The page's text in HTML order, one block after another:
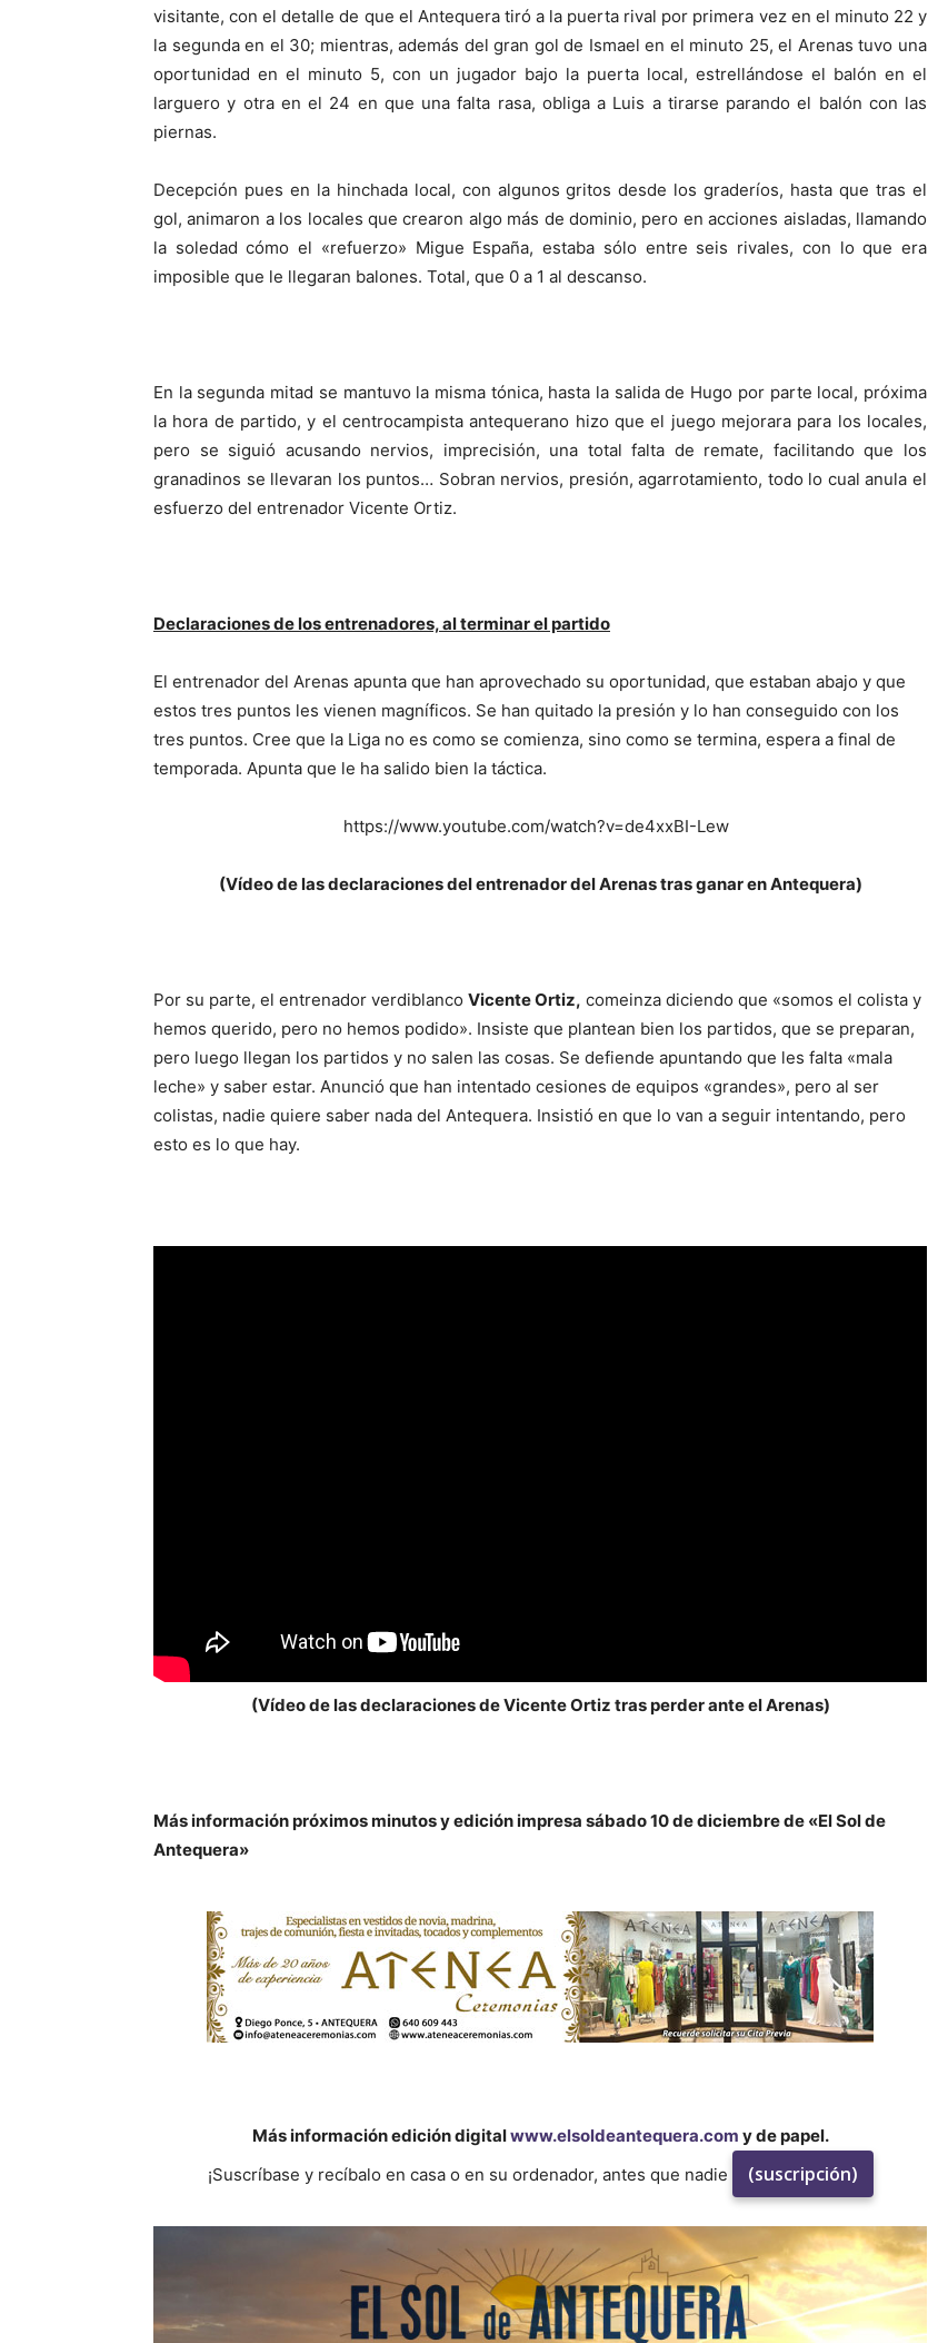
visitante, con el detalle de que el Antequera tiró a la puerta rival por primera vez en el minuto 22 y
la segunda en el 30; mientras, además del gran gol de Ismael en el minuto 25, el Arenas tuvo una
oportunidad en el minuto 5, con un jugador bajo la puerta local, estrellándose el balón en el
larguero y otra en el 24 en que una falta rasa, obliga a Luis a tirarse parando el balón con las
piernas.
Decepción pues en la hinchada local, con algunos gritos desde los graderíos, hasta que tras el
gol, animaron a los locales que crearon algo más de dominio, pero en acciones aisladas, llamando
la soledad cómo el «refuerzo» Migue España, estaba sólo entre seis rivales, con lo que era
imposible que le llegaran balones. Total, que 0 a 1 al descanso.
En la segunda mitad se mantuvo la misma tónica, hasta la salida de Hugo por parte local, próxima
la hora de partido, y el centrocampista antequerano hizo que el juego mejorara para los locales,
pero se siguió acusando nervios, imprecisión, una total falta de remate, facilitando que los
granadinos se llevaran los puntos… Sobran nervios, presión, agarrotamiento, todo lo cual anula el
esfuerzo del entrenador Vicente Ortiz.
Declaraciones de los entrenadores, al terminar el partido
El entrenador del Arenas apunta que han aprovechado su oportunidad, que estaban abajo y que
estos tres puntos les vienen magníficos. Se han quitado la presión y lo han conseguido con los
tres puntos. Cree que la Liga no es como se comienza, sino como se termina, espera a final de
temporada. Apunta que le ha salido bien la táctica.
https://www.youtube.com/watch?v=de4xxBI-Lew
(Vídeo de las declaraciones del entrenador del Arenas tras ganar en Antequera)
Por su parte, el entrenador verdiblanco Vicente Ortiz, comeinza diciendo que «somos el colista y
hemos querido, pero no hemos podido». Insiste que plantean bien los partidos, que se preparan,
pero luego llegan los partidos y no salen las cosas. Se defiende apuntando que les falta «mala
leche» y saber estar. Anunció que han intentado cesiones de equipos «grandes», pero al ser
colistas, nadie quiere saber nada del Antequera. Insistió en que lo van a seguir intentando, pero
esto es lo que hay.
(Vídeo de las declaraciones de Vicente Ortiz tras perder ante el Arenas)
Más información próximos minutos y edición impresa sábado 10 de diciembre de «El Sol de
Antequera»
Más información edición digitalwww.elsoldeantequera.com y de papel.
¡Suscríbase y recíbalo en casa o en su ordenador, antes que nadie
(suscripción)